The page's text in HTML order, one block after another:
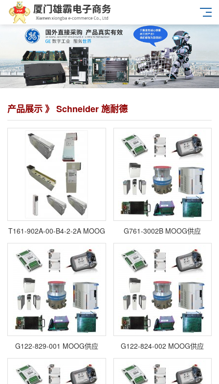
产品展示 》 Schneider 施耐德
T161-902A-00-B4-2-2A MOOG G761-3002B MOOG供应
G122-829-001 MOOG供应 G122-824-002 MOOG供应